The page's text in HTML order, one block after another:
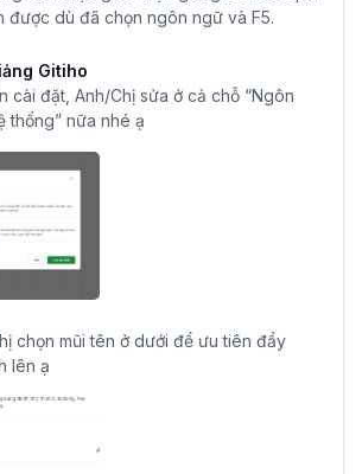
được dù đã chọn ngôn ngữ và F5.
Gitiho
cài đặt, Anh/Chị sửa ở cả chỗ “Ngôn
thống” nữa nhé ạ
chọn mũi tên ở dưới để ưu tiên đẩy
lên ạ